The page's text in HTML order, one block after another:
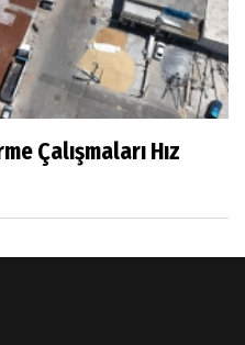
Çalışmaları Hız